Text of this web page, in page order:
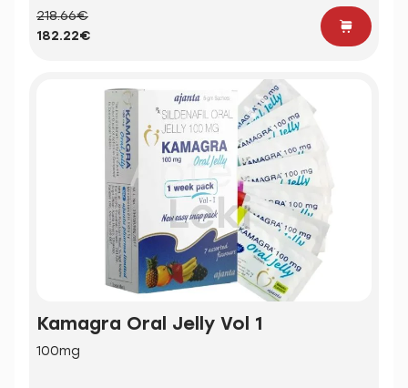
218.66€
182.22€
Kamagra Oral Jelly Vol 1
100mg